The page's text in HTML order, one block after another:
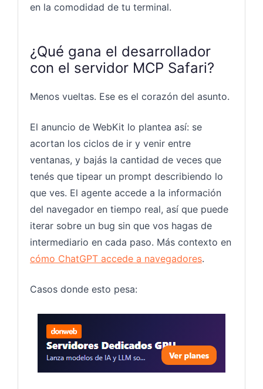
en la comodidad de tu terminal.
¿Qué gana el desarrollador
con el servidor MCP Safari?
Menos vueltas. Ese es el corazón del asunto.
El anuncio de WebKit lo plantea así: se
acortan los ciclos de ir y venir entre
ventanas, y bajás la cantidad de veces que
tenés que tipear un prompt describiendo lo
que ves. El agente accede a la información
del navegador en tiempo real, así que puede
iterar sobre un bug sin que vos hagas de
intermediario en cada paso. Más contexto en
cómo ChatGPT accede a navegadores.
Casos donde esto pesa: